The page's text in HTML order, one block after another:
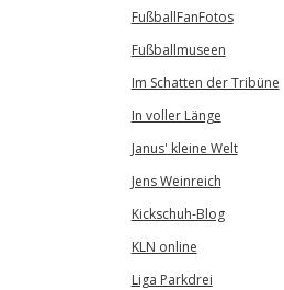
FußballFanFotos
Fußballmuseen
Im Schatten der Tribüne
In voller Länge
Janus' kleine Welt
Jens Weinreich
Kickschuh-Blog
KLN online
Liga Parkdrei